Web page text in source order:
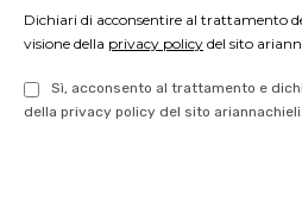
Dichiari di acconsentire al trattamento
visione della privacy policy del sito
Sì, acconsento al trattamento e
della privacy policy del sito